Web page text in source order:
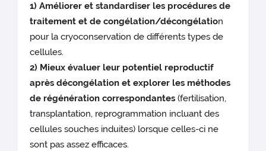
1) Améliorer et standardiser les procédures de
traitement et de congélation/décongélation
pour la cryoconservation de différents types de
cellules.
2) Mieux évaluer leur potentiel reproductif
après décongélation et explorer les méthodes
de régénération correspondantes (fertilisation,
transplantation, reprogrammation incluant des
cellules souches induites) lorsque celles-ci ne
sont pas assez efficaces.